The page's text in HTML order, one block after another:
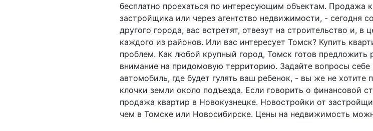
бесплатно проехаться по интересующим объектам. Продажа
застройщика или через агентство недвижимости, - сегодня
другого города, вас встретят, отвезут на строительство и,
каждого из районов. Или вас интересует Томск? Купить
проблем. Как любой крупный город, Томск готов предложить
внимание на придомовую территорию. Задайте вопросы
автомобиль, где будет гулять ваш ребенок, - вы же не хотите
клочки земли около подъезда. Если говорить о финансовой
продажа квартир в Новокузнецке. Новостройки от
чем в Томске или Новосибирске. Цены на недвижимость